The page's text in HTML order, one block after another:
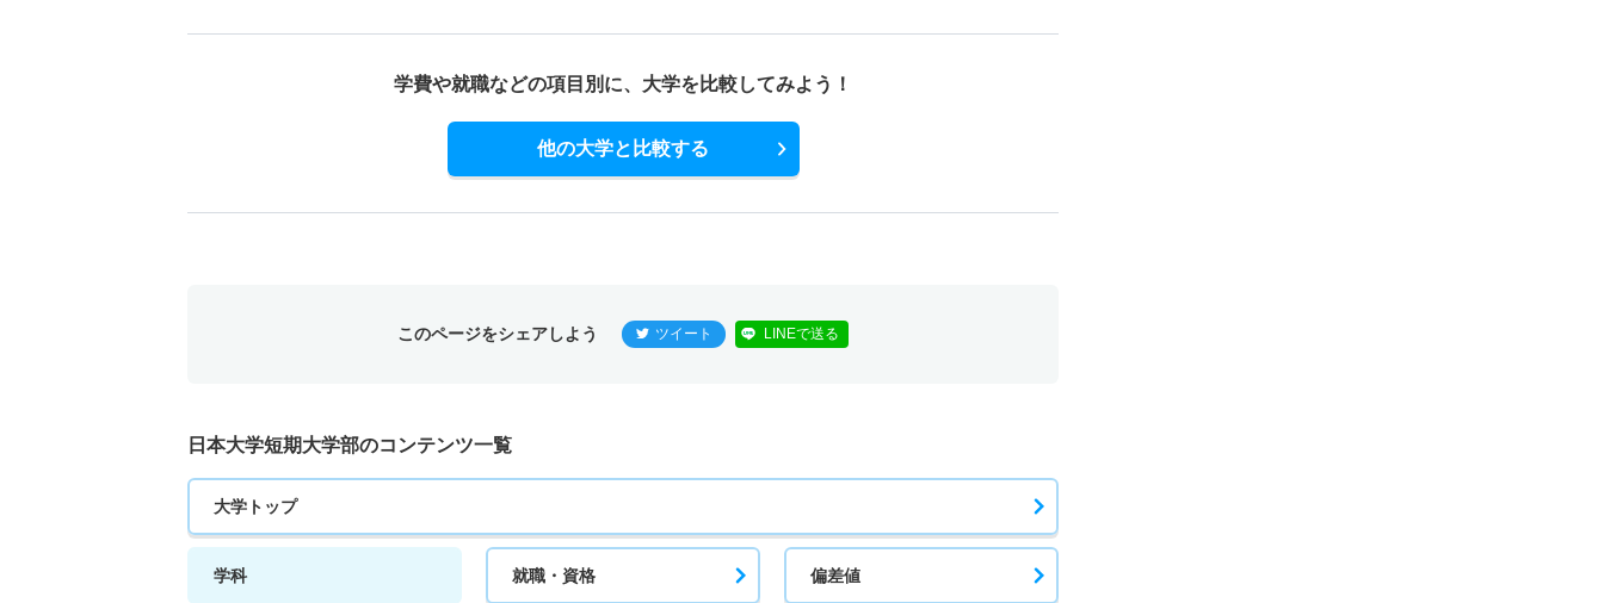
学費や就職などの項目別に、 大学を比較してみよう！
他の大学と比較する
このページをシェアしよう ツイート LINEで送る
日本大学短期大学部のコンテンツ一覧
大学トップ
学科 就職・資格 偏差値